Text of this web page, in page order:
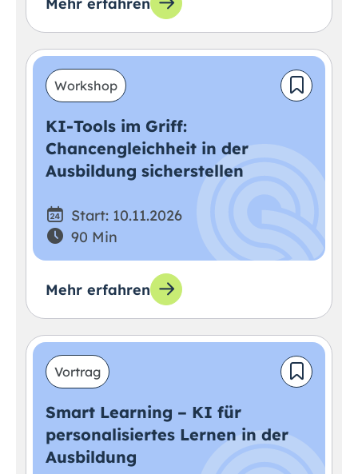
Workshop
KI-Tools im Griff:
Chancengleichheit in der
Ausbildung sicherstellen
Start: 10.11.2026
90 Min
Mehr erfahren
Vortrag
Smart Learning – KI für
personalisiertes Lernen in der
Ausbildung